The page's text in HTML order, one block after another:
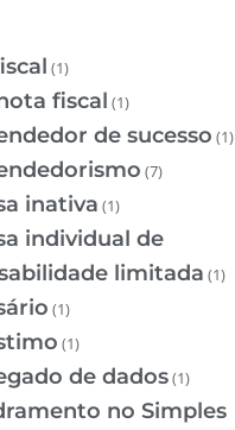
(1)
fiscal (1)
de sucesso (1)
(7)
inativa (1)
individual de
limitada (1)
(1)
(1)
de dados(1)
no Simples